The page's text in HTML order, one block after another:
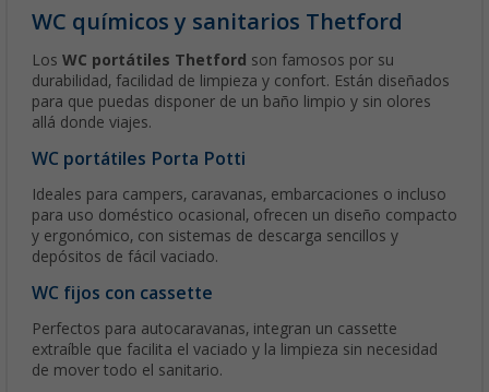
WC químicos y sanitarios Thetford
Los WC portátiles Thetford son famosos por su
durabilidad, facilidad de limpieza y confort. Están diseñados
para que puedas disponer de un baño limpio y sin olores
allá donde viajes.
WC portátiles Porta Potti
Ideales para campers, caravanas, embarcaciones o incluso
para uso doméstico ocasional, ofrecen un diseño compacto
y ergonómico, con sistemas de descarga sencillos y
depósitos de fácil vaciado.
WC fijos con cassette
Perfectos para autocaravanas, integran un cassette
extraíble que facilita el vaciado y la limpieza sin necesidad
de mover todo el sanitario.